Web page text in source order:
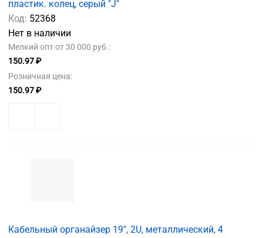
пластик. колец, серый "J"
Код: 52368
Нет в наличии
Мелкий опт от 30 000 руб.:
150.97 ₽
Розничная цена:
150.97 ₽
Кабельный органайзер 19", 2U, металлический, 4